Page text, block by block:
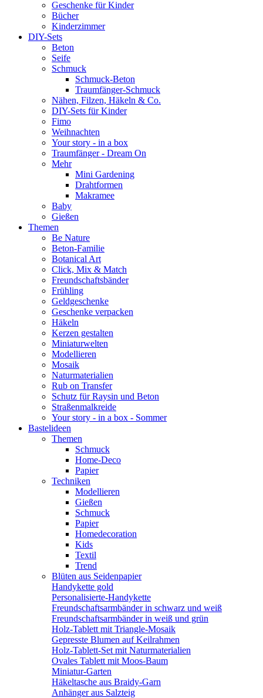
Geschenke für Kinder
Bücher
Kinderzimmer
DIY-Sets
Beton
Seife
Schmuck
Schmuck-Beton
Traumfänger-Schmuck
Nähen, Filzen, Häkeln & Co.
DIY-Sets für Kinder
Fimo
Weihnachten
Your story - in a box
Traumfänger - Dream On
Mehr
Mini Gardening
Drahtformen
Makramee
Baby
Gießen
Themen
Be Nature
Beton-Familie
Botanical Art
Click, Mix & Match
Freundschaftsbänder
Frühling
Geldgeschenke
Geschenke verpacken
Häkeln
Kerzen gestalten
Miniaturwelten
Modellieren
Mosaik
Naturmaterialien
Rub on Transfer
Schutz für Raysin und Beton
Straßenmalkreide
Your story - in a box - Sommer
Bastelideen
Themen
Schmuck
Home-Deco
Papier
Techniken
Modellieren
Gießen
Schmuck
Papier
Homedecoration
Kids
Textil
Trend
Blüten aus Seidenpapier
Handykette gold
Personalisierte-Handykette
Freundschaftsarmbänder in schwarz und weiß
Freundschaftsarmbänder in weiß und grün
Holz-Tablett mit Triangle-Mosaik
Gepresste Blumen auf Keilrahmen
Holz-Tablett-Set mit Naturmaterialien
Ovales Tablett mit Moos-Baum
Miniatur-Garten
Häkeltasche aus Braidy-Garn
Anhänger aus Salzteig